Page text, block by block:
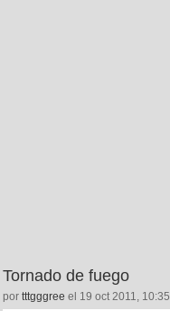
Tornado de fuego
por tttgggree el 19 oct 2011, 10:35